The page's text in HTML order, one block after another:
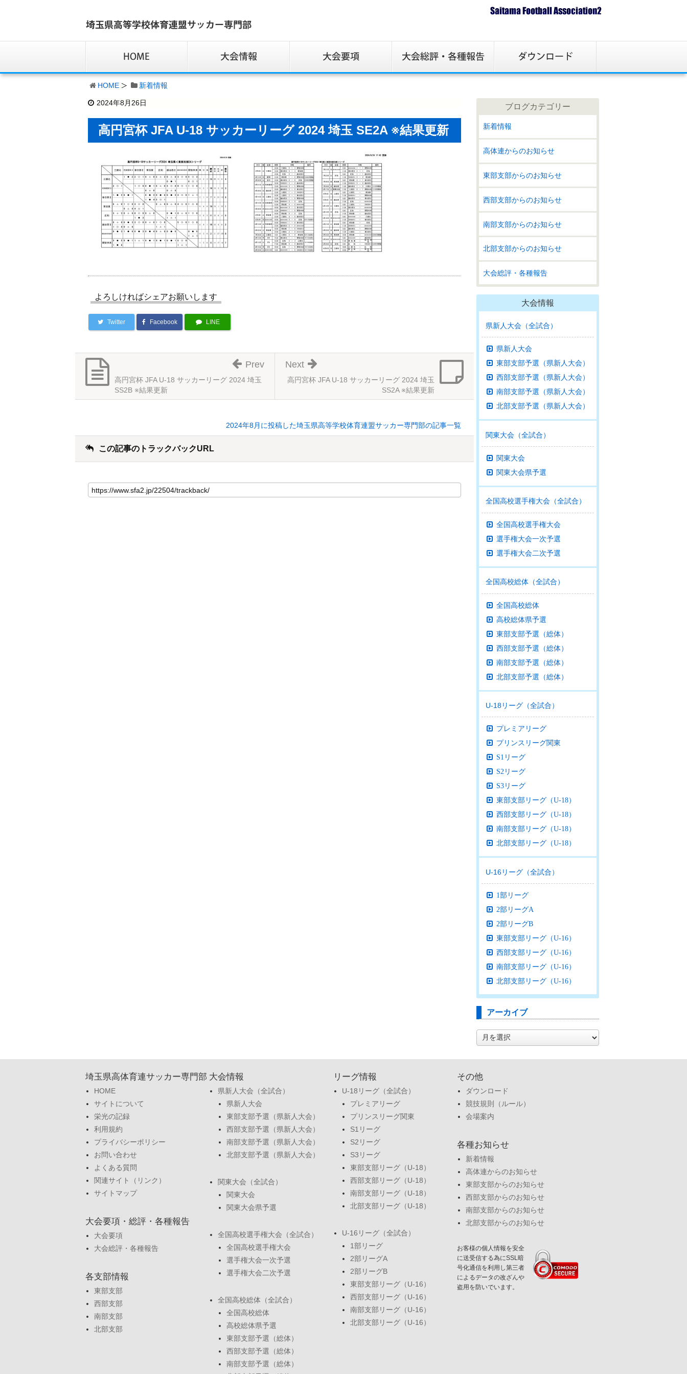
HOME 新着情報
2024年8月26日
高円宮杯 JFA U-18 サッカーリーグ 2024 埼玉 SE2A ※結果更新
よろしければシェアお願いします
Twitter Facebook LINE
高円宮杯 JFA U-18 サッカーリーグ 2024 埼玉
SS2A ※結果更新
Next
高円宮杯 JFA U-18 サッカーリーグ 2024 埼玉
SS2B ※結果更新
Prev
2024年8月に投稿した埼玉県高等学校体育連盟サッカー専門部の記事一覧
この記事のトラックバックURL
ブログカテゴリー
新着情報
高体連からのお知らせ
東部支部からのお知らせ
西部支部からのお知らせ
南部支部からのお知らせ
北部支部からのお知らせ
大会総評・各種報告
大会情報
県新人大会（全試合）
県新人大会
東部支部予選（県新人大会）
西部支部予選（県新人大会）
南部支部予選（県新人大会）
北部支部予選（県新人大会）
関東大会（全試合）
関東大会
関東大会県予選
全国高校選手権大会（全試合）
全国高校選手権大会
選手権大会一次予選
選手権大会二次予選
全国高校総体（全試合）
全国高校総体
高校総体県予選
東部支部予選（総体）
西部支部予選（総体）
南部支部予選（総体）
北部支部予選（総体）
U-18リーグ（全試合）
プレミアリーグ
プリンスリーグ関東
S1リーグ
S2リーグ
S3リーグ
東部支部リーグ（U-18）
西部支部リーグ（U-18）
南部支部リーグ（U-18）
北部支部リーグ（U-18）
U-16リーグ（全試合）
1部リーグ
2部リーグA
2部リーグB
東部支部リーグ（U-16）
西部支部リーグ（U-16）
南部支部リーグ（U-16）
北部支部リーグ（U-16）
アーカイブ
ー
ブ
埼玉県高体育連サッカー専門部
HOME
サイトについて
栄光の記録
利用規約
プライバシーポリシー
お問い合わせ
よくある質問
関連サイト（リンク）
サイトマップ
大会要項・総評・各種報告
大会要項
大会総評・各種報告
各支部情報
東部支部
西部支部
南部支部
北部支部
大会情報
県新人大会（全試合）
県新人大会
東部支部予選（県新人大会）
西部支部予選（県新人大会）
南部支部予選（県新人大会）
北部支部予選（県新人大会）
関東大会（全試合）
関東大会
関東大会県予選
全国高校選手権大会（全試合）
全国高校選手権大会
選手権大会一次予選
選手権大会二次予選
全国高校総体（全試合）
全国高校総体
高校総体県予選
東部支部予選（総体）
西部支部予選（総体）
南部支部予選（総体）
リーグ情報
U-18リーグ（全試合）
プレミアリーグ
プリンスリーグ関東
S1リーグ
S2リーグ
S3リーグ
東部支部リーグ（U-18）
西部支部リーグ（U-18）
南部支部リーグ（U-18）
北部支部リーグ（U-18）
U-16リーグ（全試合）
1部リーグ
2部リーグA
2部リーグB
東部支部リーグ（U-16）
西部支部リーグ（U-16）
南部支部リーグ（U-16）
北部支部リーグ（U-16）
その他
ダウンロード
競技規則（ルール）
会場案内
各種お知らせ
新着情報
高体連からのお知らせ
東部支部からのお知らせ
西部支部からのお知らせ
南部支部からのお知らせ
北部支部からのお知らせ
お客様の個人情報を安全
に送受信する為にSSL暗
号化通信を利用し第三者
によるデータの改ざんや
盗用を防いでいます。